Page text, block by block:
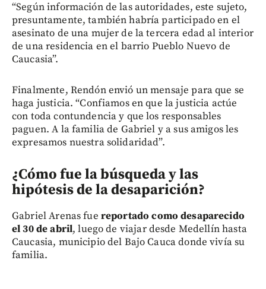
“Según información de las autoridades, este sujeto,
presuntamente, también habría participado en el
asesinato de una mujer de la tercera edad al interior
de una residencia en el barrio Pueblo Nuevo de
Caucasia”.
Finalmente, Rendón envió un mensaje para que se
haga justicia. “Confiamos en que la justicia actúe
con toda contundencia y que los responsables
paguen. A la familia de Gabriel y a sus amigos les
expresamos nuestra solidaridad”.
¿Cómo fue la búsqueda y las
hipótesis de la desaparición?
Gabriel Arenas fue reportado como desaparecido
el 30 de abril, luego de viajar desde Medellín hasta
Caucasia, municipio del Bajo Cauca donde vivía su
familia.